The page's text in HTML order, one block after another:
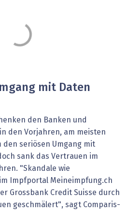
mit Daten
den Banken und
den Vorjahren, am meisten
den seriösen Umgang mit
sank das Vertrauen im
"Skandale wie
Impfportal Meineimpfung.ch
Grossbank Credit Suisse durch
geschmälert", sagt Comparis-